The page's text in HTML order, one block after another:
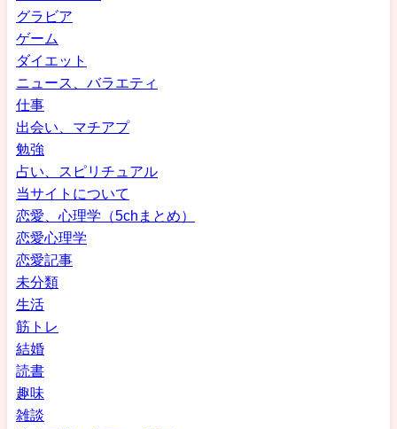
グラビア
ゲーム
ダイエット
ニュース、バラエティ
仕事
出会い、マチアプ
勉強
占い、スピリチュアル
当サイトについて
恋愛、心理学（5chまとめ）
恋愛心理学
恋愛記事
未分類
生活
筋トレ
結婚
読書
趣味
雑談